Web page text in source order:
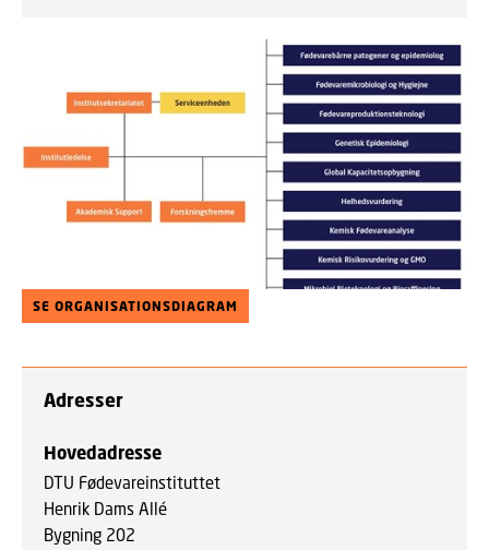
SE ORGANISATIONSDIAGRAM
Adresser
Hovedadresse
DTU Fødevareinstituttet
Henrik Dams Allé
Bygning 202